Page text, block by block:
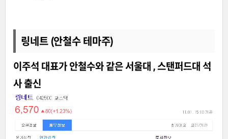
링네트 (안철수 테마주)
이주석 대표가 안철수와 같은 서울대 , 스탠퍼드대 석
사 출신